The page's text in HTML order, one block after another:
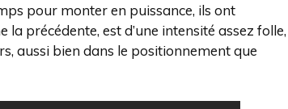
pour monter en puissance, ils ont
précédente, est d’une intensité assez folle,
aussi bien dans le positionnement que